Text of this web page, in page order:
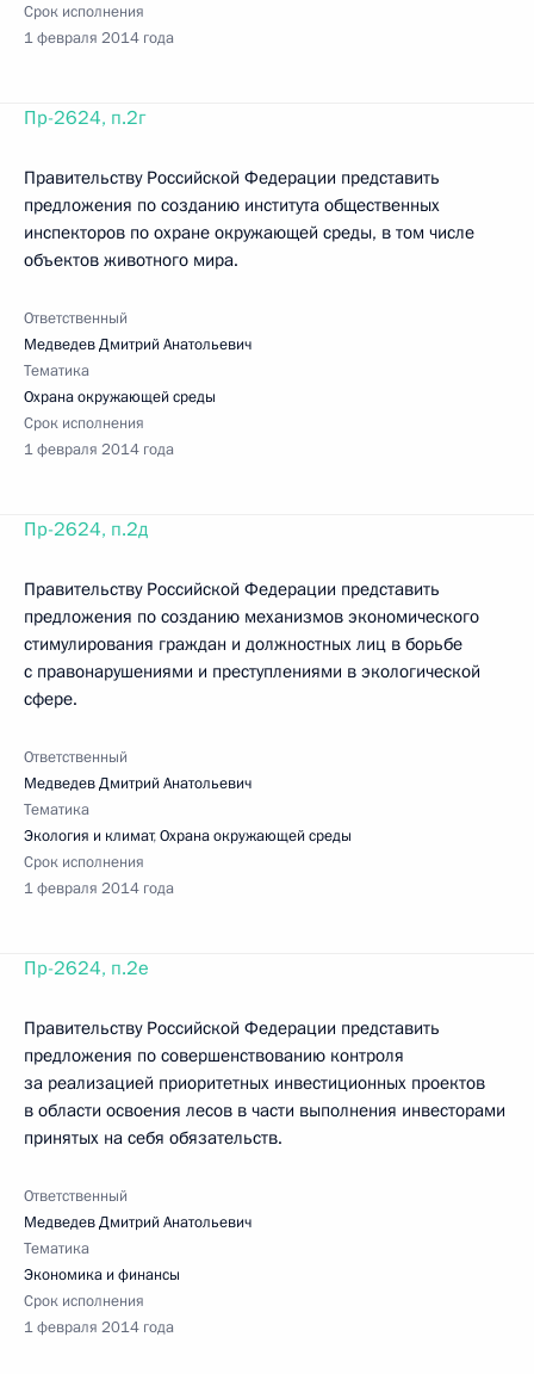
Срок исполнения
1 февраля 2014 года
Пр-2624, п.2г
Правительству Российской Федерации представить
предложения по созданию института общественных
инспекторов по охране окружающей среды, в том числе
объектов животного мира.
Ответственный
Медведев Дмитрий Анатольевич
Тематика
Охрана окружающей среды
Срок исполнения
1 февраля 2014 года
Пр-2624, п.2д
Правительству Российской Федерации представить
предложения по созданию механизмов экономического
стимулирования граждан и должностных лиц в борьбе
с правонарушениями и преступлениями в экологической
сфере.
Ответственный
Медведев Дмитрий Анатольевич
Тематика
Экология и климат,Охрана окружающей среды
Срок исполнения
1 февраля 2014 года
Пр-2624, п.2е
Правительству Российской Федерации представить
предложения по совершенствованию контроля
за реализацией приоритетных инвестиционных проектов
в области освоения лесов в части выполнения инвесторами
принятых на себя обязательств.
Ответственный
Медведев Дмитрий Анатольевич
Тематика
Экономика и финансы
Срок исполнения
1 февраля 2014 года